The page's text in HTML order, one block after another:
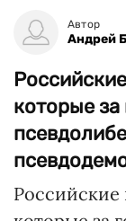
Автор
Андрей
которые
Российские